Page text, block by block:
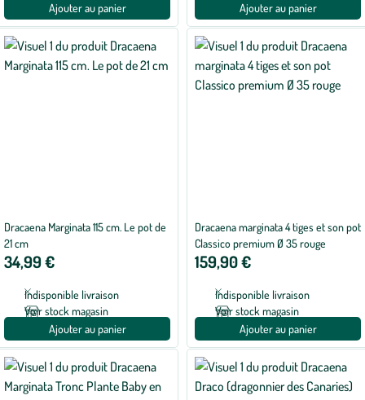
Ajouter au panier Ajouter au panier
Dracaena Marginata 115 cm. Le pot de
21 cm
34,99 €
Indisponible livraison
Voir stock magasin
Ajouter au panier
Dracaena marginata 4 tiges et son pot
Classico premium Ø 35 rouge
159,90 €
Indisponible livraison
Voir stock magasin
Ajouter au panier